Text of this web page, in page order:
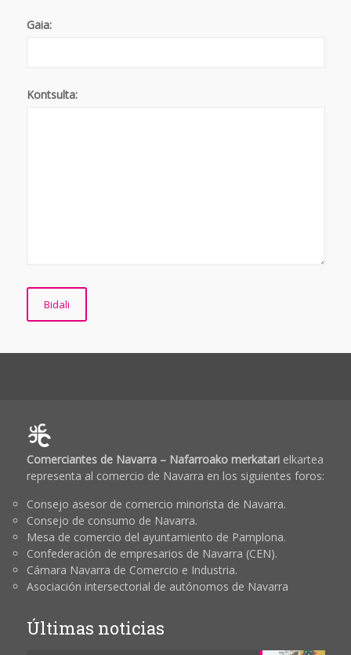
Gaia:
Kontsulta:
Comerciantes de Navarra – Nafarroako merkatarielkartea
representa al comercio de Navarra en los siguientes foros:
Consejo asesor de comercio minorista de Navarra.
Consejo de consumo de Navarra.
Mesa de comercio del ayuntamiento de Pamplona.
Confederación de empresarios de Navarra (CEN).
Cámara Navarra de Comercio e Industria.
Asociación intersectorial de autónomos de Navarra
Últimas noticias